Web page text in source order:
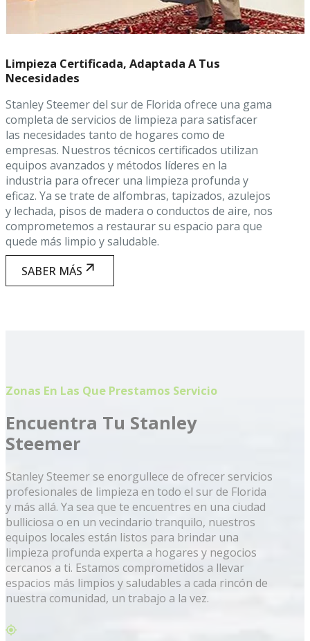
Limpieza Certificada, Adaptada A Tus
Necesidades
Stanley Steemer del sur de Florida ofrece una gama
completa de servicios de limpieza para satisfacer
las necesidades tanto de hogares como de
empresas. Nuestros técnicos certificados utilizan
equipos avanzados y métodos líderes en la
industria para ofrecer una limpieza profunda y
eficaz. Ya se trate de alfombras, tapizados, azulejos
y lechada, pisos de madera o conductos de aire, nos
comprometemos a restaurar su espacio para que
quede más limpio y saludable.
SABER MÁS
Zonas En Las Que Prestamos Servicio
Encuentra Tu Stanley
Steemer
Stanley Steemer se enorgullece de ofrecer servicios
profesionales de limpieza en todo el sur de Florida
y más allá. Ya sea que te encuentres en una ciudad
bulliciosa o en un vecindario tranquilo, nuestros
equipos locales están listos para brindar una
limpieza profunda experta a hogares y negocios
cercanos a ti. Estamos comprometidos a llevar
espacios más limpios y saludables a cada rincón de
nuestra comunidad, un trabajo a la vez.